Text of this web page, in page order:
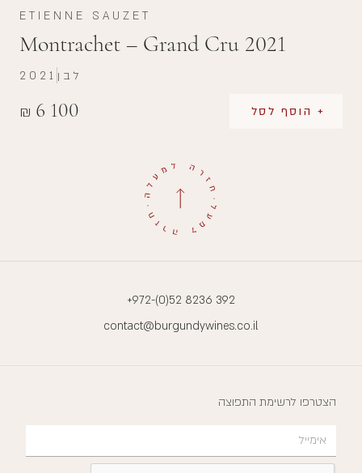
ETIENNE SAUZET
Montrachet – Grand Cru 2021
₪ 6 100 + הוסף לסל
2021 לבן
+972-(0)52 8236 392
contact@burgundywines.co.il
הצטרפו לרשימת התפוצה